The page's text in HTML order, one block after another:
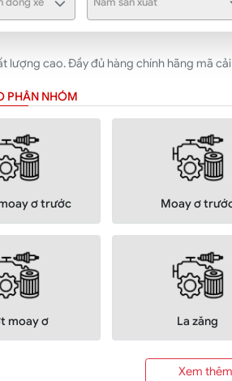
cao. Đầy đủ hàng chính hãng mã
PHÂN NHÓM
ơ trước Moay ơ
moay ơ La zăng
Xem thêm